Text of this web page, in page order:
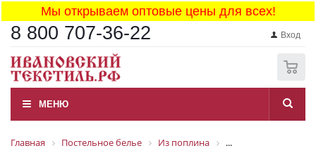
Мы открываем оптовые цены для всех!
8 800 707-36-22 Вход
МЕНЮ
Главная Постельное белье Из поплина ...